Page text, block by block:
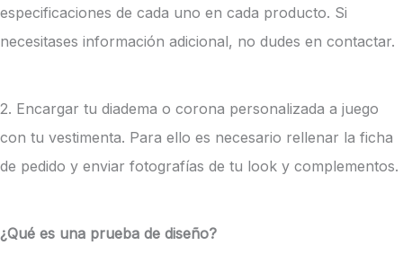
especificaciones de cada uno en cada producto. Si
necesitases información adicional, no dudes en contactar.
2. Encargar tu diadema o corona personalizada a juego
con tu vestimenta. Para ello es necesario rellenar la ficha
de pedido y enviar fotografías de tu look y complementos.
¿Qué es una prueba de diseño?